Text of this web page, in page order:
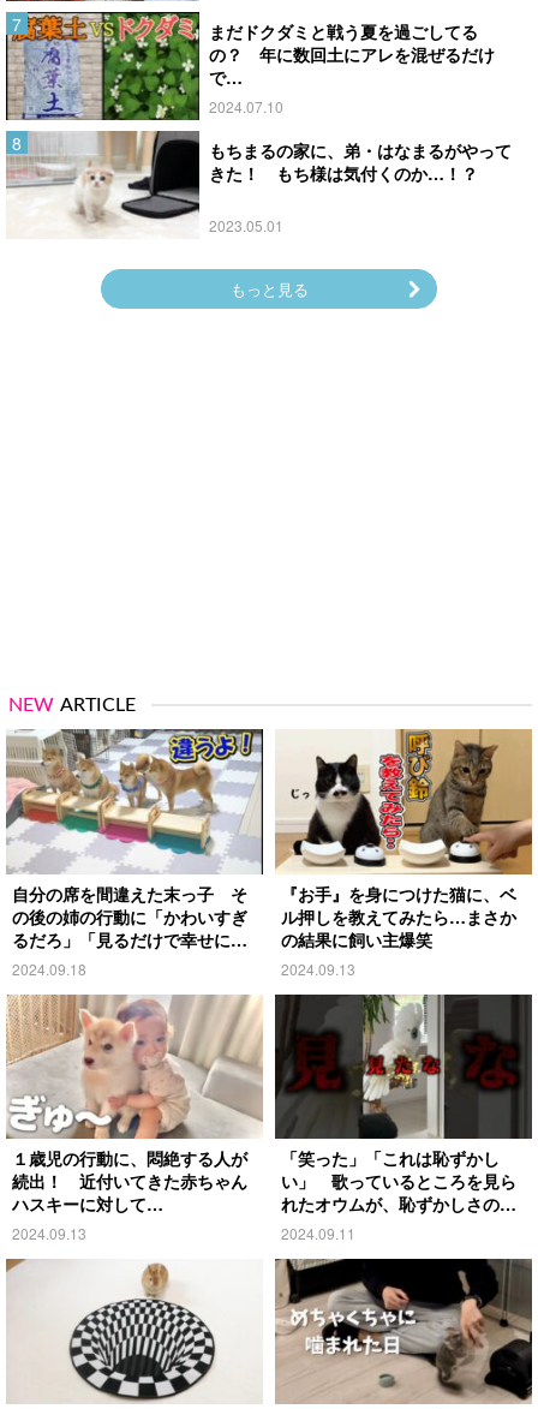
まだドクダミと戦う夏を過ごしてる
の？ 年に数回土にアレを混ぜるだけ
で…
2024.07.10
もちまるの家に、弟・はなまるがやって
きた！ もち様は気付くのか…！？
2023.05.01
もっと見る
NEW ARTICLE
自分の席を間違えた末っ子 そ
の後の姉の行動に「かわいすぎ
るだろ」「見るだけで幸せにな
る」
2024.09.18
『お手』を身につけた猫に、ベ
ル押しを教えてみたら…まさか
の結果に飼い主爆笑
2024.09.13
１歳児の行動に、悶絶する人が
続出！ 近付いてきた赤ちゃん
ハスキーに対して…
2024.09.13
「笑った」「これは恥ずかし
い」 歌っているところを見ら
れたオウムが、恥ずかしさのあ
まり…
2024.09.11